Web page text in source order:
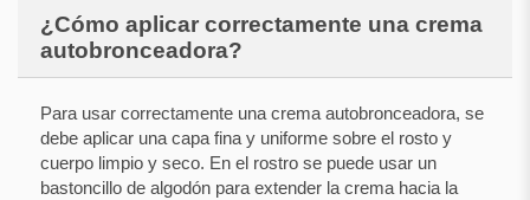
¿Cómo aplicar correctamente una crema
autobronceadora?
Para usar correctamente una crema autobronceadora, se
debe aplicar una capa fina y uniforme sobre el rosto y
cuerpo limpio y seco. En el rostro se puede usar un
bastoncillo de algodón para extender la crema hacia la